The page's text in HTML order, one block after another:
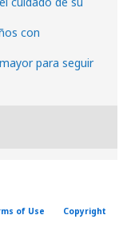
con
para seguir
of Use Copyright